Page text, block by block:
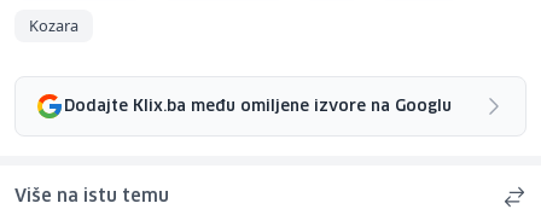
Kozara
Dodajte Klix.ba među omiljene izvore na Googlu
Više na istu temu